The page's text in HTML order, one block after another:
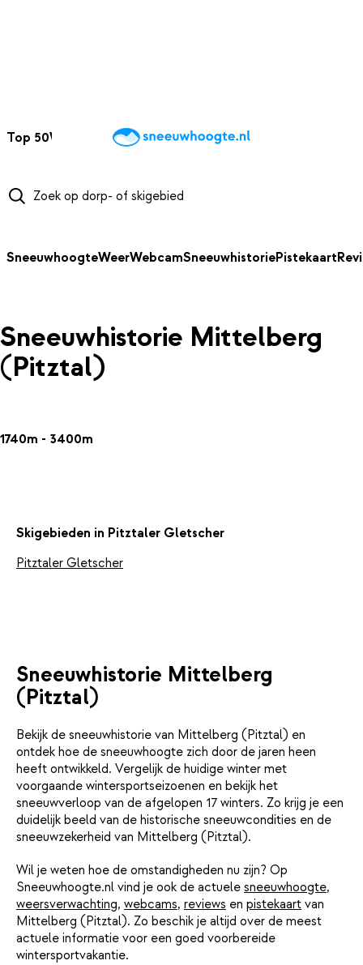
Top 50Webcams WintersportweerKaarten
SneeuwhoogteWeerWebcamSneeuwhistoriePistekaart
Sneeuwhistorie Mittelberg
(Pitztal)
1740m - 3400m
Skigebieden in Pitztaler Gletscher
Pitztaler Gletscher
Sneeuwhistorie Mittelberg
(Pitztal)
Bekijk de sneeuwhistorie van Mittelberg (Pitztal) en
ontdek hoe de sneeuwhoogte zich door de jaren heen
heeft ontwikkeld. Vergelijk de huidige winter met
voorgaande wintersportseizoenen en bekijk het
sneeuwverloop van de afgelopen 17 winters. Zo krijg je een
duidelijk beeld van de historische sneeuwcondities en de
sneeuwzekerheid van Mittelberg (Pitztal).
Wil je weten hoe de omstandigheden nu zijn? Op
Sneeuwhoogte.nl vind je ook de actuele sneeuwhoogte,
weersverwachting, webcams, reviews en pistekaart van
Mittelberg (Pitztal). Zo beschik je altijd over de meest
actuele informatie voor een goed voorbereide
wintersportvakantie.